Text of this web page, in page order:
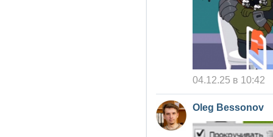
04.12.25 в 10:42
Oleg Bessonov